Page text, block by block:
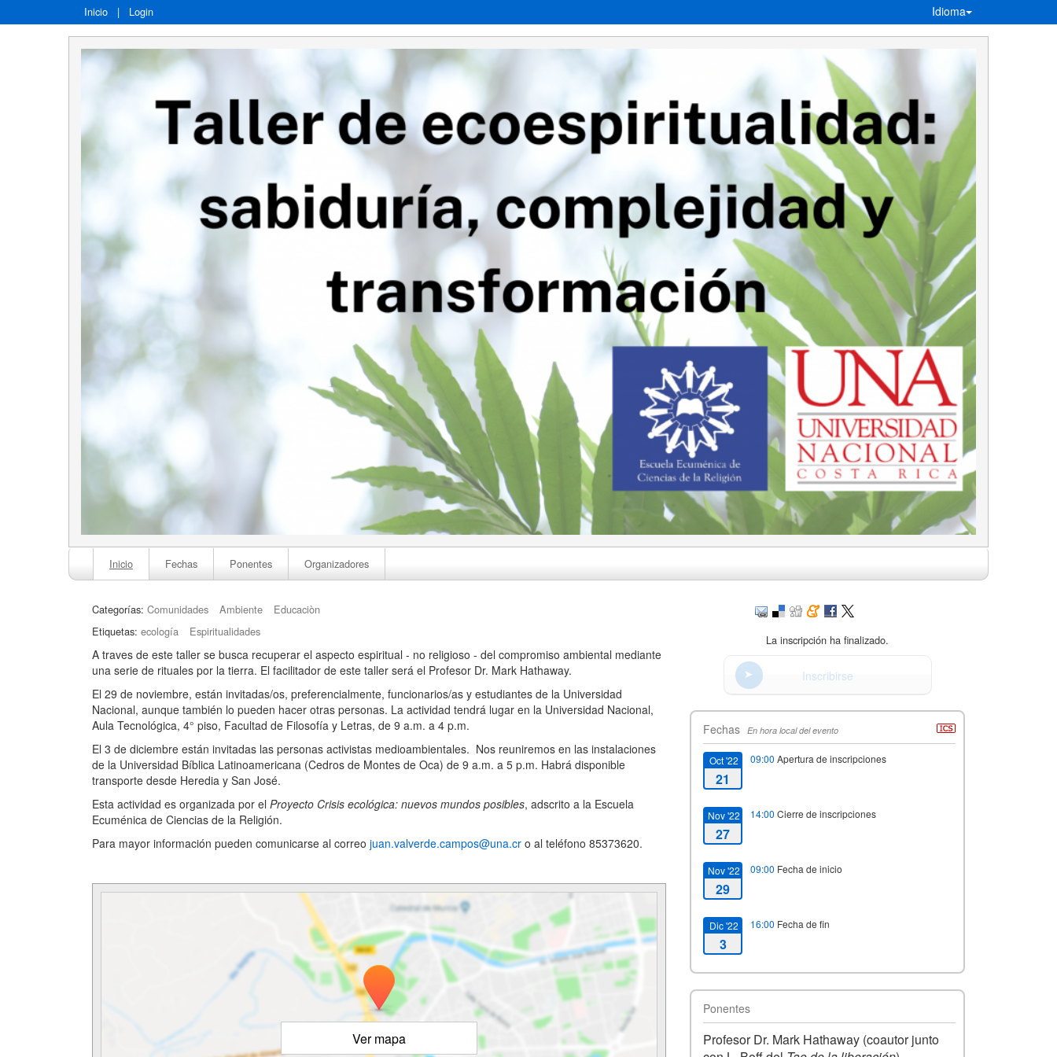
Inicio | Login Idioma
Inicio Fechas Ponentes Organizadores
Categorías: Comunidades Ambiente
Educaciòn
Etiquetas: ecología Espiritualidades
A traves de este taller se busca recuperar el aspecto espiritual - no religioso - del compromiso ambiental mediante
una serie de rituales por la tierra. El facilitador de este taller será el Profesor Dr. Mark Hathaway.
El 29 de noviembre, están invitadas/os, preferencialmente, funcionarios/as y estudiantes de la Universidad
Nacional, aunque también lo pueden hacer otras personas. La actividad tendrá lugar en la Universidad Nacional,
Aula Tecnológica, 4° piso, Facultad de Filosofía y Letras, de 9 a.m. a 4 p.m.
El 3 de diciembre están invitadas las personas activistas medioambientales. Nos reuniremos en las instalaciones
de la Universidad Bíblica Latinoamericana (Cedros de Montes de Oca) de 9 a.m. a 5 p.m. Habrá disponible
transporte desde Heredia y San José.
Esta actividad es organizada por el Proyecto Crisis ecológica: nuevos mundos posibles, adscrito a la Escuela
Ecuménica de Ciencias de la Religión.
Para mayor información pueden comunicarse al correo juan.valverde.campos@una.cr o al teléfono 85373620.
Ver mapa
La inscripción ha finalizado.
Inscribirse
Fechas En hora local del evento
Oct '22
21
09:00 Apertura de inscripciones
Nov '22
27
14:00 Cierre de inscripciones
Nov '22
29
09:00 Fecha de inicio
Dic '22
3
16:00 Fecha de fin
Ponentes
Profesor Dr. Mark Hathaway (coautor junto